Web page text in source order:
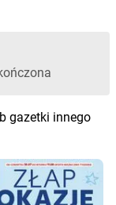
gazetki innego